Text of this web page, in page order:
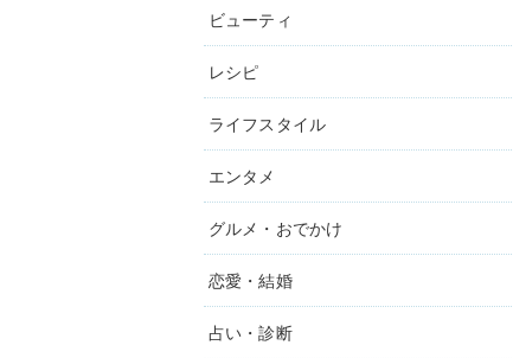
ビューティ
レシピ
ライフスタイル
エンタメ
グルメ・おでかけ
恋愛・結婚
占い・診断